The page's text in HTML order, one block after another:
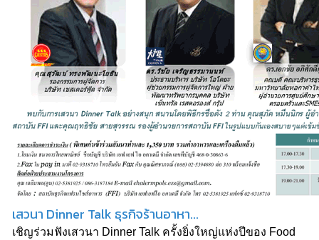
เสวนา Dinner Talk ธุรกิจร้านอาหา...
เชิญร่วมฟังเสวนา Dinner Talk ครั้งยิ่งใหญ่แห่งปีของ Food